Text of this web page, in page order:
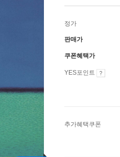
정가
판매가
쿠폰혜택가
YES포인트
추가혜택쿠폰